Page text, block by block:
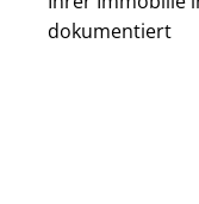
dokumentiert